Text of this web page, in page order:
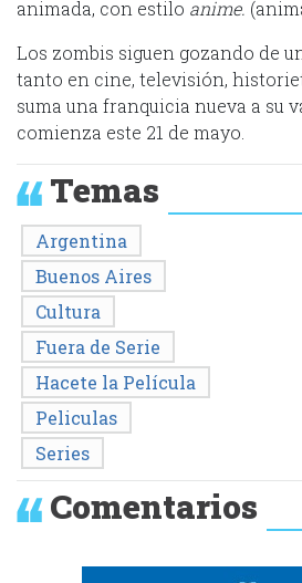
animada, con estilo anime.
Los zombis siguen gozando de
tanto en cine, televisión,
suma una franquicia nueva a su
comienza este 21 de mayo.
Temas
Argentina
Buenos Aires
Cultura
Fuera de Serie
Hacete la Película
Peliculas
Series
Comentarios